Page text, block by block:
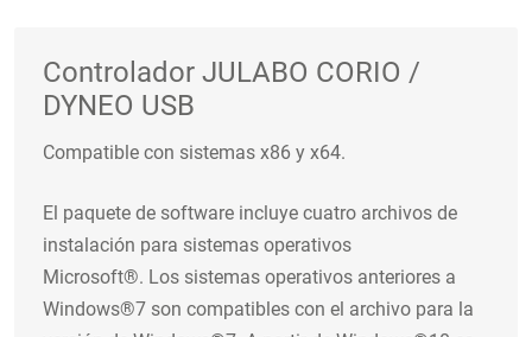
Controlador JULABO CORIO /
DYNEO USB
Compatible con sistemas x86 y x64.
El paquete de software incluye cuatro archivos de
instalación para sistemas operativos
Microsoft®. Los sistemas operativos anteriores a
Windows®7 son compatibles con el archivo para la